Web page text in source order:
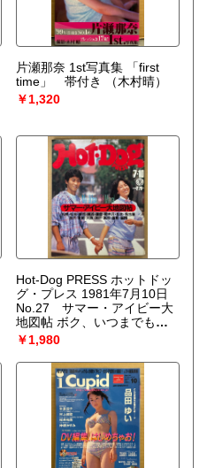
片瀬那奈 1st写真集 「first
time」 帯付き
（木村晴）
￥1,320
Hot-Dog PRESS ホットドッ
グ・プレス 1981年7月10日
No.27 サマー・アイビー大
地図帖 ボク、いつまでもア
イビー少年！ 他
￥1,980